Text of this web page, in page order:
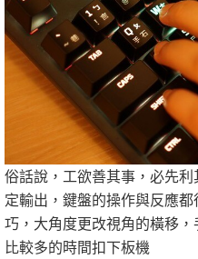
俗話說，工欲善其事，必先
定輸出，鍵盤的操作與反應
巧，大角度更改視角的橫移
比較多的時間扣下板機